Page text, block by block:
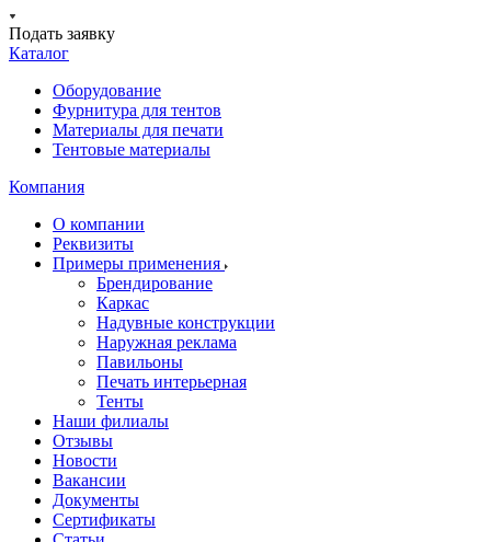
Подать заявку
Каталог
Оборудование
Фурнитура для тентов
Материалы для печати
Тентовые материалы
Компания
О компании
Реквизиты
Примеры применения
Брендирование
Каркас
Надувные конструкции
Наружная реклама
Павильоны
Печать интерьерная
Тенты
Наши филиалы
Отзывы
Новости
Вакансии
Документы
Cертификаты